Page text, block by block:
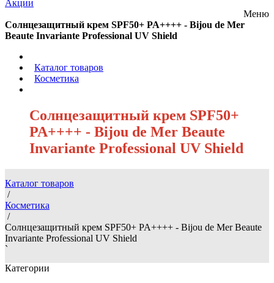
Акции
Меню
Cолнцезащитный крем SPF50+ PA++++ - Bijou de Mer
Beaute Invariante Professional UV Shield
Каталог товаров
Косметика
Cолнцезащитный крем SPF50+
PA++++ - Bijou de Mer Beaute
Invariante Professional UV Shield
Каталог товаров
/
Косметика
/
Cолнцезащитный крем SPF50+ PA++++ - Bijou de Mer Beaute
Invariante Professional UV Shield
`
Категории